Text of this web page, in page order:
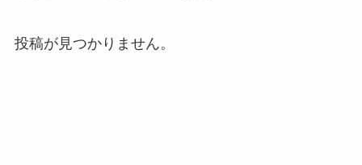
投稿が見つかりません。